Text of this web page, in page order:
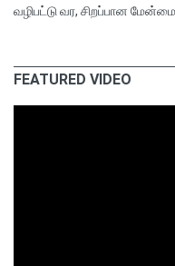
வழிபட்டு வர, சிறப்பான
FEATURED VIDEO